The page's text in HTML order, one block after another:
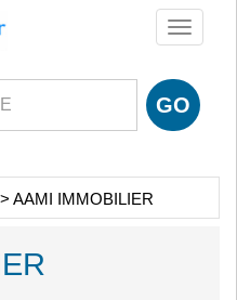
Toggle
> AAMI IMMOBILIER